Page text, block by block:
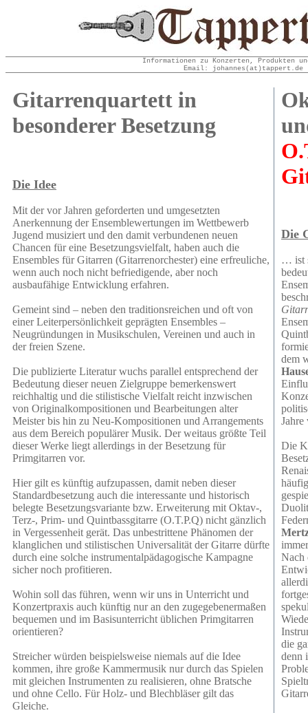
Informationen zu Konzerten, Produkten
Email: johannes(at)tappert.de
Gitarrenquartett in
besonderer Besetzung
Die Idee
Mit der vor Jahren geforderten und umgesetzten
Anerkennung der Ensemblewertungen im Wettbewerb
Jugend musiziert und den damit verbundenen neuen
Chancen für eine Besetzungsvielfalt, haben auch die
Ensembles für Gitarren (Gitarrenorchester) eine erfreuliche,
wenn auch noch nicht befriedigende, aber noch
ausbaufähige Entwicklung erfahren.
Gemeint sind – neben den traditionsreichen und oft von
einer Leiterpersönlichkeit geprägten Ensembles –
Neugründungen in Musikschulen, Vereinen und auch in
der freien Szene.
Die publizierte Literatur wuchs parallel entsprechend der
Bedeutung dieser neuen Zielgruppe bemerkenswert
reichhaltig und die stilistische Vielfalt reicht inzwischen
von Originalkompositionen und Bearbeitungen alter
Meister bis hin zu Neu-Kompositionen und Arrangements
aus dem Bereich populärer Musik. Der weitaus größte Teil
dieser Werke liegt allerdings in der Besetzung für
Primgitarren vor.
Hier gilt es künftig aufzupassen, damit neben dieser
Standardbesetzung auch die interessante und historisch
belegte Besetzungsvariante bzw. Erweiterung mit Oktav-,
Terz-, Prim- und Quintbassgitarre (O.T.P.Q) nicht gänzlich
in Vergessenheit gerät. Das unbestrittene Phänomen der
klanglichen und stilistischen Universalität der Gitarre dürfte
durch eine solche instrumentalpädagogische Kampagne
sicher noch profitieren.
Wohin soll das führen, wenn wir uns in Unterricht und
Konzertpraxis auch künftig nur an den zugegebenermaßen
bequemen und im Basisunterricht üblichen Primgitarren
orientieren?
Streicher würden beispielsweise niemals auf die Idee
kommen, ihre große Kammermusik nur durch das Spielen
mit gleichen Instrumenten zu realisieren, ohne Bratsche
und ohne Cello. Für Holz- und Blechbläser gilt das
Gleiche.
Die
… ist
dem
Jahre
Die
Nach
die
denn